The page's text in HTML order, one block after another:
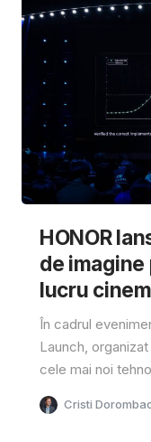
HONOR
de
lucru
În cadrul
Launch,
cele mai noi
Cristi